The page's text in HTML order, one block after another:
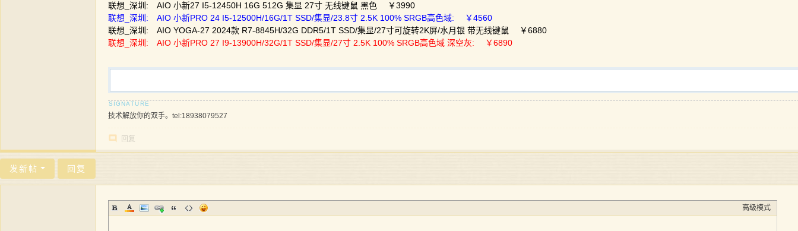
联想_深圳: AIO 小新27 I5-12450H 16G 512G 集显 27寸 无线键鼠 黑色 ￥3990
联想_深圳: AIO 小新PRO 24 I5-12500H/16G/1T SSD/集显/23.8寸 2.5K 100% SRGB高色域: ￥4560
联想_深圳: AIO YOGA-27 2024款 R7-8845H/32G DDR5/1T SSD/集显/27寸可旋转2K屏/水月银 带无线键鼠 ￥6880
联想_深圳: AIO 小新PRO 27 I9-13900H/32G/1T SSD/集显/27寸 2.5K 100% SRGB高色域 深空灰: ￥6890
技术解放你的双手。tel:18938079527
回复
发新帖 回复
高级模式